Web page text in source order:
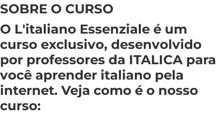
SOBRE O CURSO
O L'italiano Essenziale é um
curso exclusivo, desenvolvido
por professores da ITALICA para
você aprender italiano pela
internet. Veja como é o nosso
curso: